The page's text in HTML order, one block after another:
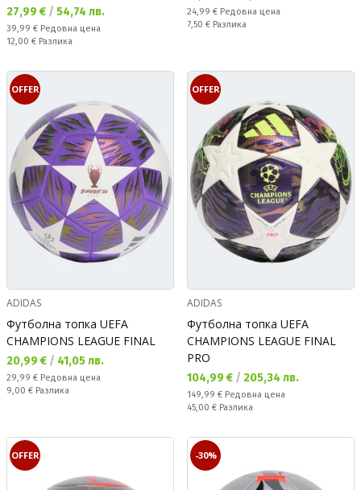
Текуща цена:
27,99 € / 54,74 лв.
Редовна цена:
39,99 € Редовна цена
Спестявате:
12,00 € Разлика
Редовна цена:
24,99 € Редовна цена
Спестявате:
7,50 € Разлика
OFFER
ADIDAS
Футболна топка UEFA
CHAMPIONS LEAGUE FINAL
Текуща цена:
20,99 € / 41,05 лв.
Редовна цена:
29,99 € Редовна цена
Спестявате:
9,00 € Разлика
OFFER
ADIDAS
Футболна топка UEFA
CHAMPIONS LEAGUE FINAL
PRO
Текуща цена:
104,99 € / 205,34 лв.
Редовна цена:
149,99 € Редовна цена
Спестявате:
45,00 € Разлика
OFFER -30%